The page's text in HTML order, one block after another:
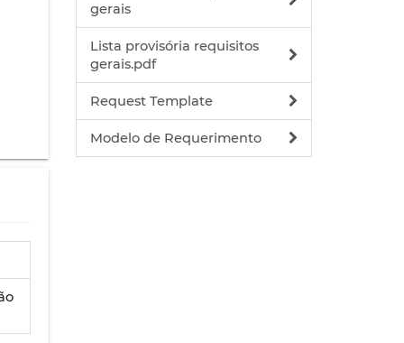
gerais
Lista provisória requisitos
gerais.pdf
Request Template
Modelo de Requerimento